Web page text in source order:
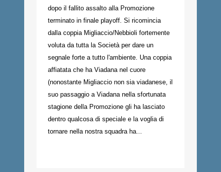
dopo il fallito assalto alla Promozione
terminato in finale playoff. Si ricomincia
dalla coppia Migliaccio/Nebbioli fortemente
voluta da tutta la Società per dare un
segnale forte a tutto l'ambiente. Una coppia
affiatata che ha Viadana nel cuore
(nonostante Migliaccio non sia viadanese, il
suo passaggio a Viadana nella sfortunata
stagione della Promozione gli ha lasciato
dentro qualcosa di speciale e la voglia di
tornare nella nostra squadra ha...